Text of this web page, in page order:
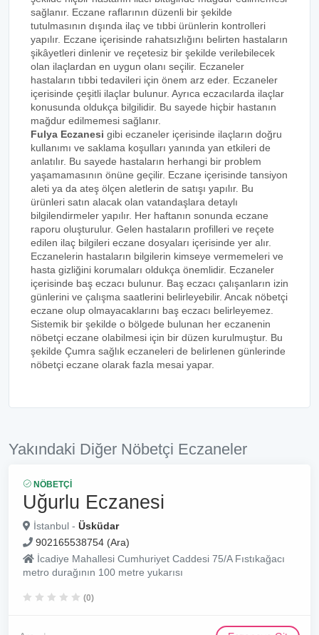
sağlanır. Eczane raflarının düzenli bir şekilde
tutulmasının dışında ilaç ve tıbbi ürünlerin kontrolleri
yapılır. Eczane içerisinde rahatsızlığını belirten hastaların
şikâyetleri dinlenir ve reçetesiz bir şekilde verilebilecek
olan ilaçlardan en uygun olanı seçilir. Eczaneler
hastaların tıbbi tedavileri için önem arz eder. Eczaneler
içerisinde çeşitli ilaçlar bulunur. Ayrıca eczacılarda ilaçlar
konusunda oldukça bilgilidir. Bu sayede hiçbir hastanın
mağdur edilmemesi sağlanır.
Fulya Eczanesi gibi eczaneler içerisinde ilaçların doğru
kullanımı ve saklama koşulları yanında yan etkileri de
anlatılır. Bu sayede hastaların herhangi bir problem
yaşamamasının önüne geçilir. Eczane içerisinde tansiyon
aleti ya da ateş ölçen aletlerin de satışı yapılır. Bu
ürünleri satın alacak olan vatandaşlara detaylı
bilgilendirmeler yapılır. Her haftanın sonunda eczane
raporu oluşturulur. Gelen hastaların profilleri ve reçete
edilen ilaç bilgileri eczane dosyaları içerisinde yer alır.
Eczanelerin hastaların bilgilerin kimseye vermemeleri ve
hasta gizliğini korumaları oldukça önemlidir. Eczaneler
içerisinde baş eczacı bulunur. Baş eczacı çalışanların izin
günlerini ve çalışma saatlerini belirleyebilir. Ancak nöbetçi
eczane olup olmayacaklarını baş eczacı belirleyemez.
Sistemik bir şekilde o bölgede bulunan her eczanenin
nöbetçi eczane olabilmesi için bir düzen kurulmuştur. Bu
şekilde Çumra sağlık eczaneleri de belirlenen günlerinde
nöbetçi eczane olarak fazla mesai yapar.
Yakındaki Diğer Nöbetçi Eczaneler
NÖBETÇI
Uğurlu Eczanesi
İstanbul - Üsküdar
902165538754 (Ara)
İcadiye Mahallesi Cumhuriyet Caddesi 75/A Fıstıkağacı
metro durağının 100 metre yukarısı
(0)